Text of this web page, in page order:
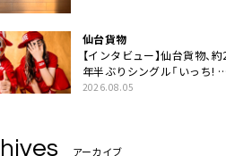
仙台貨物
【インタビュー】仙台貨物、約
年半ぶりシングル「いっち! い
っち!!」発売「みんな笑顔ぬさ
2026.08.05
アーカイブ